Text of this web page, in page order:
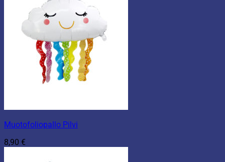
Muotofoliopallo Pilvi
8,90 €